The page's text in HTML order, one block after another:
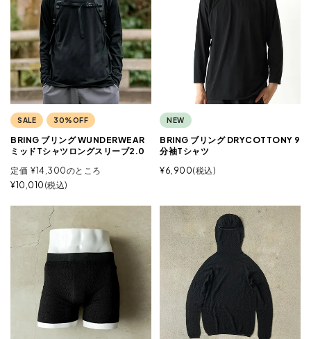
SALE 30%OFF
BRING ブリング WUNDERWEAR
ミッドTシャツロングスリーブ2.0
定価 ¥14,300のところ
¥10,010 税込
NEW
BRING ブリング DRYCOTTONY 9
分袖Tシャツ
¥6,900 税込